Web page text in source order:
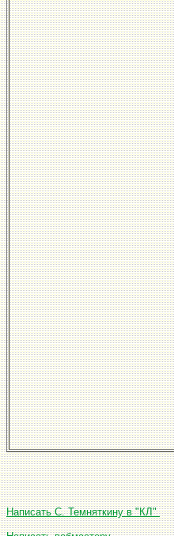
Написать С. Темняткину в "КЛ"